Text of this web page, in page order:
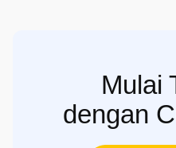
Mulai
dengan